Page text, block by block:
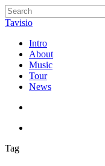
Skip
to
content
Close
Tavisio
search
Menu
Intro
About
Music
Tour
News
Tag